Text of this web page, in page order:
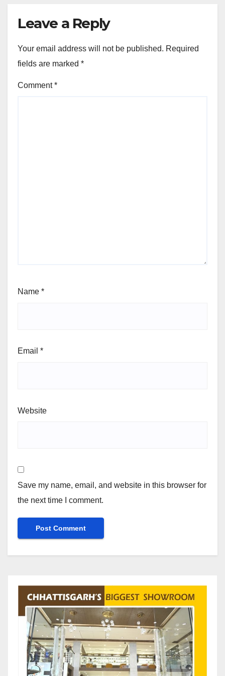
Leave a Reply
Your email address will not be published. Required
fields are marked *
Comment*
Name *
Email *
Website
Save my name, email, and website in this browser for
the next time I comment.